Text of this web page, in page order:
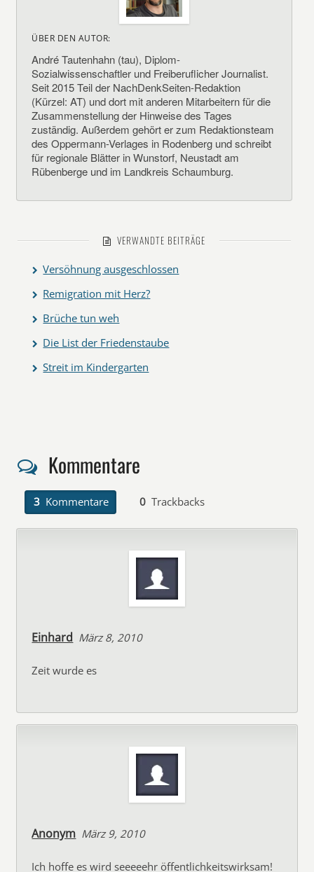
ÜBER DEN AUTOR:
André Tautenhahn (tau), Diplom-
Sozialwissenschaftler und Freiberuflicher Journalist.
Seit 2015 Teil der NachDenkSeiten-Redaktion
(Kürzel: AT) und dort mit anderen Mitarbeitern für die
Zusammenstellung der Hinweise des Tages
zuständig. Außerdem gehört er zum Redaktionsteam
des Oppermann-Verlages in Rodenberg und schreibt
für regionale Blätter in Wunstorf, Neustadt am
Rübenberge und im Landkreis Schaumburg.
VERWANDTE BEITRÄGE
Versöhnung ausgeschlossen
Remigration mit Herz?
Brüche tun weh
Die List der Friedenstaube
Streit im Kindergarten
Kommentare
3 Kommentare 0 Trackbacks
Einhard März 8, 2010
Zeit wurde es
Anonym März 9, 2010
Ich hoffe es wird seeeeehr öffentlichkeitswirksam!